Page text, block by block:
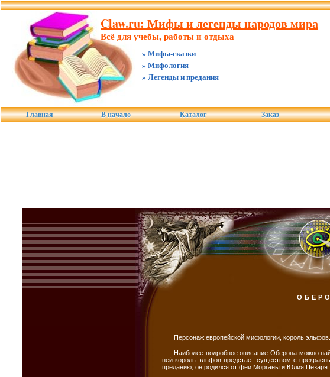
Claw.ru: Мифы и легенды народов мира
Всё для учебы, работы и отдыха
» Мифы-сказки
» Мифология
» Легенды и предания
Главная В начало Каталог Заказ
Персонаж европейской мифологии, король эльфов.
Наиболее подробное описание Оберона можно
ней король эльфов предстает существом с
преданию, он родился от феи Морганы и Юлия Цезаря.